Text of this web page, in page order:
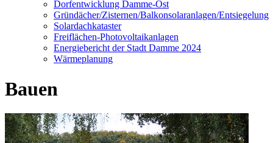
Dorfentwicklung Damme-Ost
Gründächer/Zisternen/Balkonsolaranlagen/Entsiegelung
Solardachkataster
Freiflächen-Photovoltaikanlagen
Energiebericht der Stadt Damme 2024
Wärmeplanung
Bauen